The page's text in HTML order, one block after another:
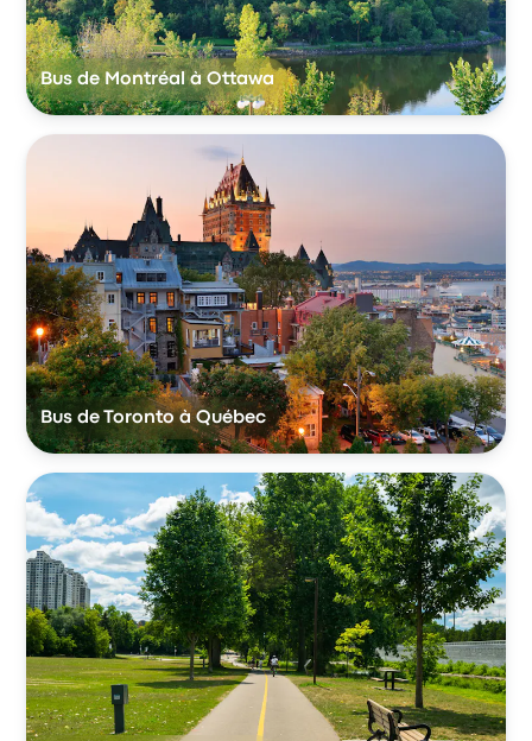
Bus de Montréal à Ottawa
Bus de Toronto à Québec